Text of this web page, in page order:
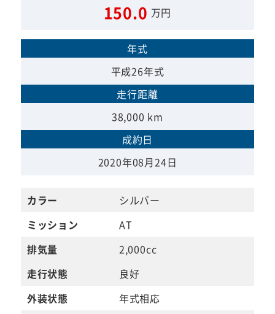
150.0 万円
年式
平成26年式
走行距離
38,000 km
成約日
2020年08月24日
カラー
シルバー
ミッション
AT
排気量
2,000cc
走行状態
良好
外装状態
年式相応